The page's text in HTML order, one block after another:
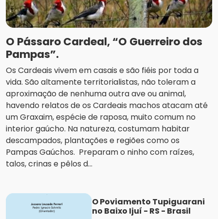
O Pássaro Cardeal, “O Guerreiro dos
Pampas”.
Os Cardeais vivem em casais e são fiéis por toda a
vida. São altamente territorialistas, não toleram a
aproximação de nenhuma outra ave ou animal,
havendo relatos de os Cardeais machos atacam até
um Graxaim, espécie de raposa, muito comum no
interior gaúcho. Na natureza, costumam habitar
descampados, plantações e regiões como os
Pampas Gaúchos. Preparam o ninho com raízes,
talos, crinas e pêlos d...
O Poviamento Tupiguarani
no Baixo Ijuí - RS - Brasil